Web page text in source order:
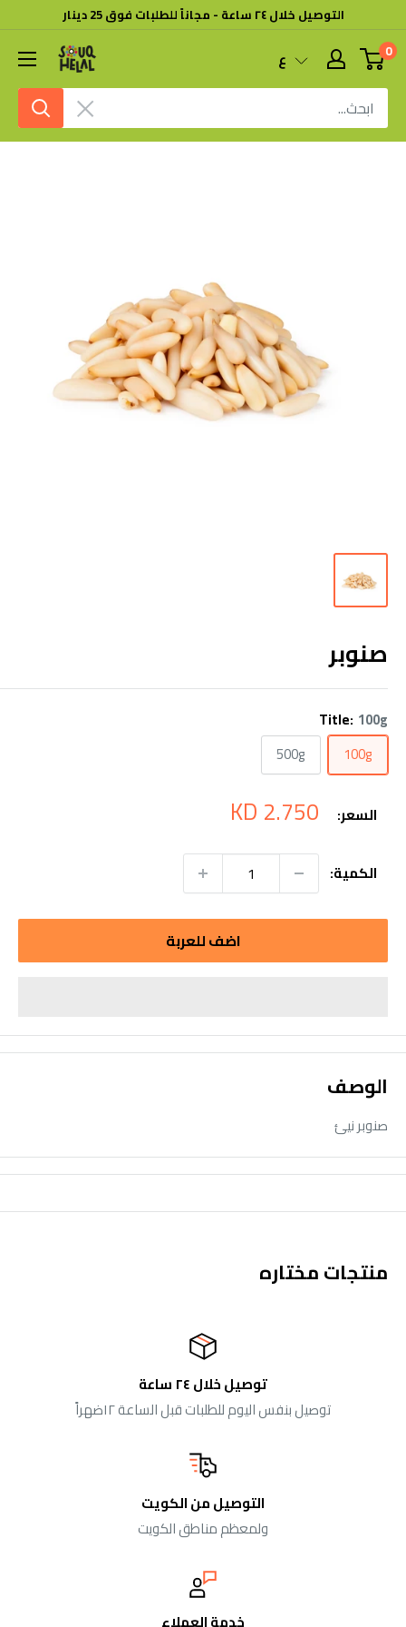
الى
المحتوى
التوصيل خلال ٢٤ ساعة - مجاناً للطلبات فوق 25 دينار
سوق
هلال
امسح
ع 0
صنوبر
Title: 100g
100g
500g
السعر: سعر
التخفيض
2.750 KD
الكمية:
اضف للعربة
الوصف
صنوبر نيئ
منتجات مختاره
توصيل خلال ٢٤ ساعة
توصيل بنفس اليوم للطلبات قبل الساعة ١٢ضهراً
التوصيل من الكويت
ولمعظم مناطق الكويت